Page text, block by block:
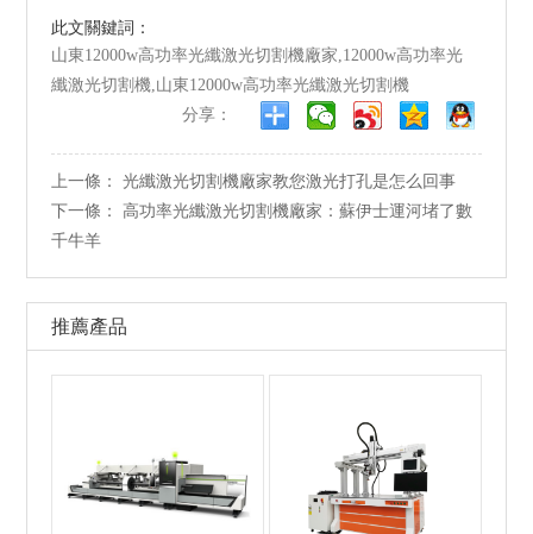
此文關鍵詞：
山東12000w高功率光纖激光切割機廠家,12000w高功率光
纖激光切割機,山東12000w高功率光纖激光切割機
分享：
上一條：光纖激光切割機廠家教您激光打孔是怎么回事
下一條： 高功率光纖激光切割機廠家：蘇伊士運河堵了數
千牛羊
推薦產品